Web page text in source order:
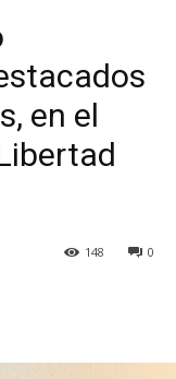
en el
0
148